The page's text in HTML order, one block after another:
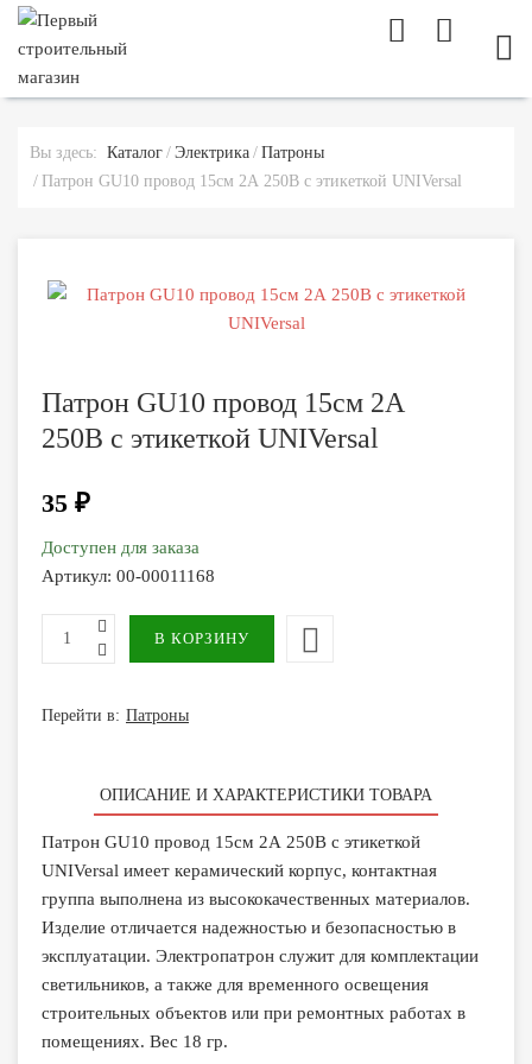
Вы здесь: Каталог Электрика
Патроны
Патрон GU10 провод 15см 2А 250В c этикеткой UNIVersal
Патрон GU10 провод 15см 2А
250В c этикеткой UNIVersal
35 ₽
Доступен для заказа
Артикул: 00-00011168
Перейти в: Патроны
ОПИСАНИЕ И ХАРАКТЕРИСТИКИ ТОВАРА
Патрон GU10 провод 15см 2А 250В c этикеткой
UNIVersal имеет керамический корпус, контактная
группа выполнена из высококачественных материалов.
Изделие отличается надежностью и безопасностью в
эксплуатации. Электропатрон служит для комплектации
светильников, а также для временного освещения
строительных объектов или при ремонтных работах в
помещениях. Вес 18 гр.